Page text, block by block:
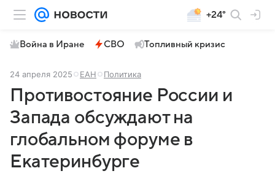
+24°
Война в Иране СВО Топливный кризис
24 апреля 2025 ЕАН Политика
Противостояние России и
Запада обсуждают на
глобальном форуме в
Екатеринбурге